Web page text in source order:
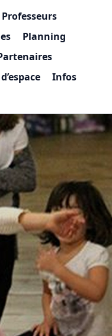
Professeurs
Planning
Infos